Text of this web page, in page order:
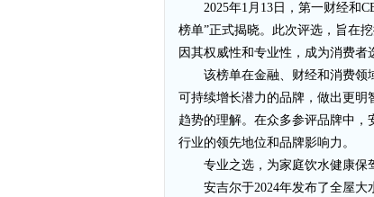
2025年1月13日，第一财经和
榜单”正式揭晓。此次评选，旨在
因其权威性和专业性，成为消费者
该榜单在金融、财经和消费领
可持续增长潜力的品牌，做出更明
趋势的理解。在众多参评品牌中
行业的领先地位和品牌影响力。
专业之选，为家庭饮水健康保
安吉尔于2024年发布了全屋